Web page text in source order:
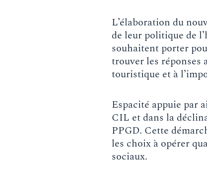
L’élaboration du
de leur politique de
souhaitent porter
trouver les
touristique et à
Espacité appuie par
CIL et dans la
PPGD. Cette
les choix à opérer
sociaux.